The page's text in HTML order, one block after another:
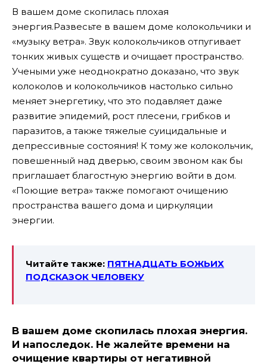
В вашем доме скопилась плохая
энергия.Развесьте в вашем доме колокольчики и
«музыку ветра». Звук колокольчиков отпугивает
тонких живых существ и очищает пространство.
Учеными уже неоднократно доказано, что звук
колоколов и колокольчиков настолько сильно
меняет энергетику, что это подавляет даже
развитие эпидемий, рост плесени, грибков и
паразитов, а также тяжелые суицидальные и
депрессивные состояния! К тому же колокольчик,
повешенный над дверью, своим звоном как бы
приглашает благостную энергию войти в дом.
«Поющие ветра» также помогают очищению
пространства вашего дома и циркуляции
энергии.
Читайте также: ПЯТНАДЦАТЬ БОЖЬИХ
ПОДСКАЗОК ЧЕЛОВЕКУ
В вашем доме скопилась плохая энергия.
И напоследок. Не жалейте времени на
очищение квартиры от негативной